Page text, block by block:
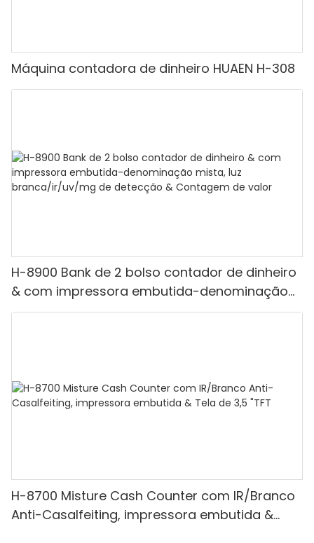
Máquina contadora de dinheiro HUAEN H-308
H-8900 Bank de 2 bolso contador de dinheiro
& com impressora embutida-denominação
mista, luz branca/ir/uv/mg de detecção &
H-8700 Misture Cash Counter com IR/Branco
Anti-Casalfeiting, impressora embutida &